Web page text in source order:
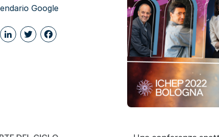
Google
WhatsApp
LinkedIn
TwitterFacebook